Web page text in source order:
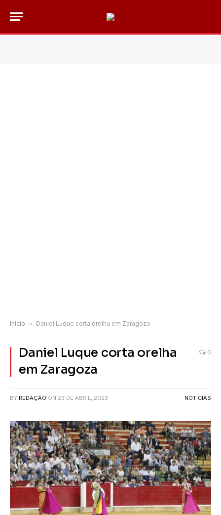
Início » Daniel Luque corta orelha em Zaragoza
Daniel Luque corta orelha
em Zaragoza
0
BY REDAÇÃO ON 23 DE ABRIL, 2023 NOTICIAS